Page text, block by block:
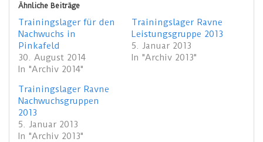
Ähnliche Beiträge
Trainingslager für den
Nachwuchs in
Pinkafeld
30. August 2014
In "Archiv 2014"
Trainingslager Ravne
Leistungsgruppe 2013
5. Januar 2013
In "Archiv 2013"
Trainingslager Ravne
Nachwuchsgruppen
2013
5. Januar 2013
In "Archiv 2013"